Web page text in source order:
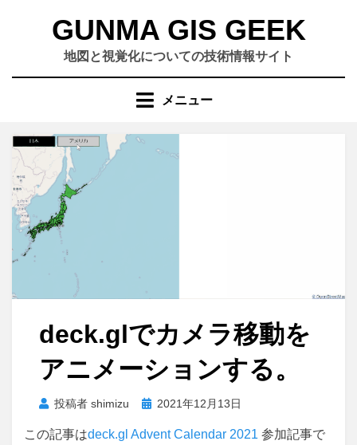
GUNMA GIS GEEK
地図と視覚化についての技術情報サイト
メニュー
deck.glでカメラ移動を
アニメーションする。
投稿者shimizu
投
日:
2021年12月13日
この記事はdeck.gl Advent Calendar 2021 参加記事で